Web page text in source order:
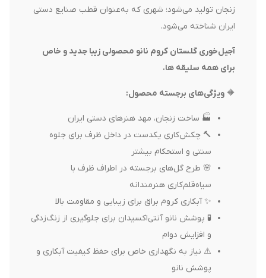
زنجان تولید می‌شود؛ شهری که به‌عنوان قطب صنایع دستی
ایران شناخته می‌شود.
آجیل‌خوری گلستان کروم نانو محصولی زیبا جدید و خاص
برای همه سلیقه ها.
🔶 ویژگی‌های برجسته محصول:
🏭 ساخت زنجان، مهد هنرهای دستی ایران
🔨 چکش‌کاری یکدست در داخل ظرف برای جلوه
سنتی و استحکام بیشتر
🌸 طرح گل‌های برجسته در اطراف ظرف با
سیاه‌قلم‌کاری هنرمندانه
✨ آبکاری کروم براق برای زیبایی و مقاومت بالا
🧪 پوشش نانو آنتی‌اکسیدان برای جلوگیری از زنگ‌زدگی
و افزایش دوام
⚠️ نیاز به نگهداری خاص برای حفظ کیفیت آبکاری و
پوشش نانو